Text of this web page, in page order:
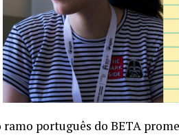
português do BETA